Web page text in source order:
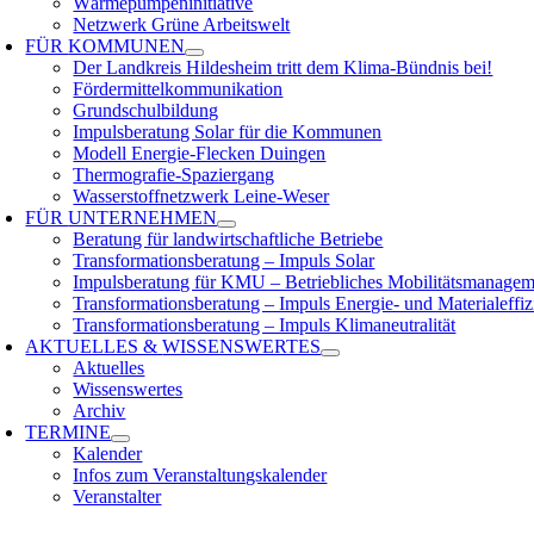
Netzwerk Grüne Arbeitswelt
FÜRKOMMUNEN
Der Landkreis Hildesheim tritt dem Klima-Bündnis bei!
Fördermittelkommunikation
Grundschulbildung
Impulsberatung Solar für die Kommunen
Modell Energie-Flecken Duingen
Thermografie-Spaziergang
Wasserstoffnetzwerk Leine-Weser
FÜRUNTERNEHMEN
Beratung für landwirtschaftliche Betriebe
Transformationsberatung – Impuls Solar
Impulsberatung für KMU – Betriebliches
Transformationsberatung – Impuls Energie- und
Transformationsberatung – Impuls Klimaneutralität
AKTUELLES &WISSENSWERTES
Aktuelles
Wissenswertes
Archiv
TERMINE
Kalender
Infos zum Veranstaltungskalender
Veranstalter